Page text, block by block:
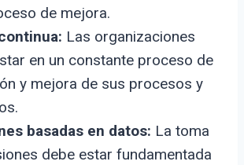
de mejora.
Las organizaciones
en un constante proceso de
y mejora de sus procesos y
basadas en datos: La toma
debe estar fundamentada